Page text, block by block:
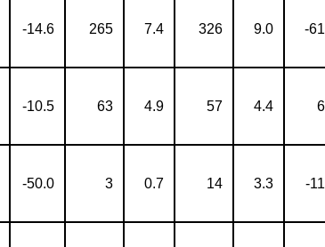
-14.6 265 7.4 326 9.0 -61
-10.5 63 4.9 57 4.4 6
-50.0 3 0.7 14 3.3 -11